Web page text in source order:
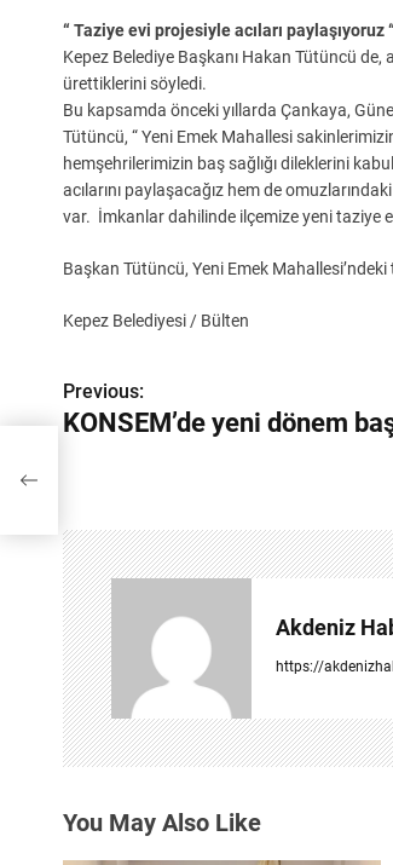
“ Taziye evi projesiyle acıları paylaşıyoruz “
Kepez Belediye Başkanı Hakan Tütüncü de,
ürettiklerini söyledi.
Bu kapsamda önceki yıllarda Çankaya,
Tütüncü, “ Yeni Emek Mahallesi
hemşehrilerimizin baş sağlığı dileklerini
acılarını paylaşacağız hem de
var. İmkanlar dahilinde ilçemize yeni taziye
Başkan Tütüncü, Yeni Emek
Kepez Belediyesi / Bülten
Y
a
g
e
z
i
n
e
Previous:
KONSEM’de yeni dönem
Akdeniz
https://
You May Also Like